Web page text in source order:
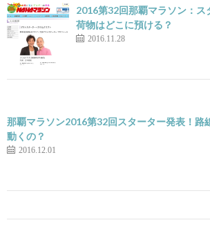
2016第32回那覇マラソン：
荷物はどこに預ける？
2016.11.28
那覇マラソン2016第32回スターター発表！路
動くの？
2016.12.01